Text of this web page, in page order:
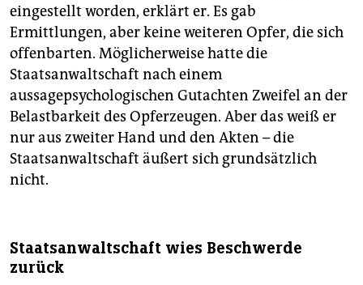
eingestellt worden, erklärt er. Es gab
Ermittlungen, aber keine weiteren Opfer, die sich
offenbarten. Möglicherweise hatte die
Staatsanwaltschaft nach einem
aussagepsychologischen Gutachten Zweifel an der
Belastbarkeit des Opferzeugen. Aber das weiß er
nur aus zweiter Hand und den Akten – die
Staatsanwaltschaft äußert sich grundsätzlich
nicht.
Staatsanwaltschaft wies Beschwerde
zurück